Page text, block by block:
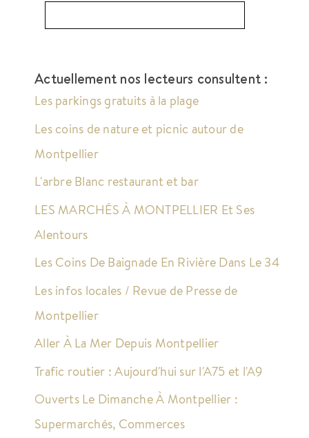
Actuellement nos lecteurs consultent :
Les parkings gratuits à la plage
Les coins de nature et picnic autour de
Montpellier
L'arbre Blanc restaurant et bar
LES MARCHÉS À MONTPELLIER Et Ses
Alentours
Les Coins De Baignade En Rivière Dans Le 34
Les infos locales / Revue de Presse de
Montpellier
Aller À La Mer Depuis Montpellier
Trafic routier : Aujourd'hui sur l'A75 et l'A9
Ouverts Le Dimanche À Montpellier :
Supermarchés, Commerces